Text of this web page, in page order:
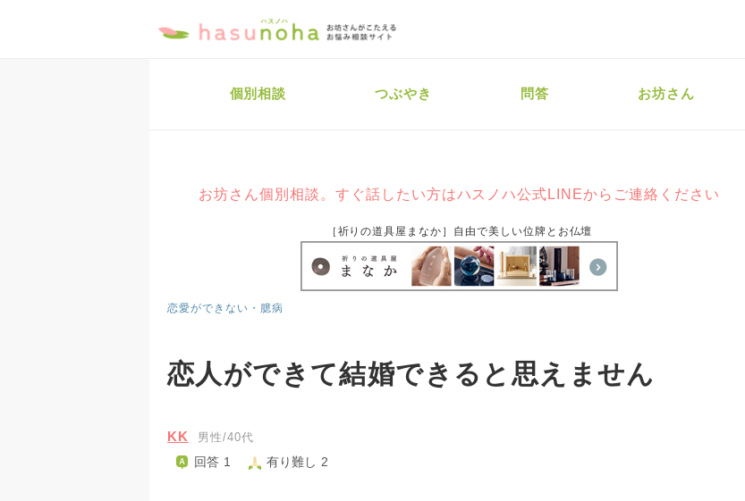
個別相談 つぶやき 問答 お坊さん
お坊さん個別相談。すぐ話したい方はハスノハ公式LINEからご連絡ください
［祈りの道具屋まなか］自由で美しい位牌とお仏壇
恋愛ができない・臆病
恋人ができて結婚できると思えません
KK 男性/40代
回答 1 有り難し 2